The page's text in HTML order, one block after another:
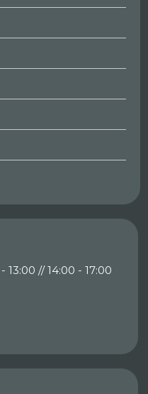
// 14:00 - 17:00